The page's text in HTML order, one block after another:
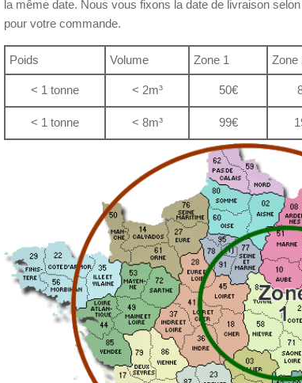
la même date. Nous vous fixons la date de livraison
pour votre commande.
Poids Volume Zone 1 Zone
< 1 tonne < 2m³ 50€
< 1 tonne < 8m³ 99€